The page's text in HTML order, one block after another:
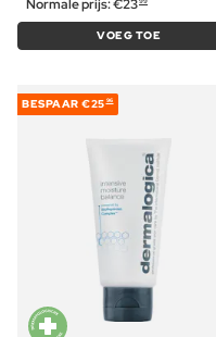
Normale prijs:€23
VOEG TOE
BESPAAR €25 96